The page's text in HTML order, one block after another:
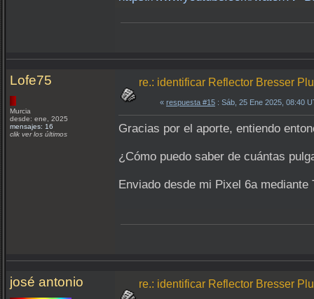
Lofe75
Murcia
desde: ene, 2025
mensajes: 16
clik ver los últimos
re.: identificar Reflector Bresser
« respuesta #15 : Sáb, 25 Ene 2025, 08:40
Gracias por el aporte, entiendo
¿Cómo puedo saber de cuántas
Enviado desde mi Pixel 6a mediante
josé antonio re.: identificar Reflector Bresser